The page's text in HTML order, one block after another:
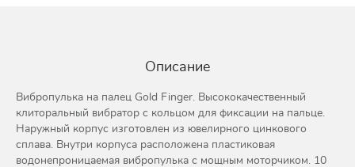
Описание
Вибропулька на палец Gold Finger. Высококачественный
клиторальный вибратор с кольцом для фиксации на пальце.
Наружный корпус изготовлен из ювелирного цинкового
сплава. Внутри корпуса расположена пластиковая
водонепроницаемая вибропулька с мощным моторчиком. 10